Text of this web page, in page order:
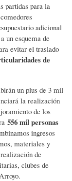
partidas para la
adicional
un esquema de
evitar el traslado
de
un plus de 3 mil
la realización
de los
556 mil personas
ingresos
materiales y
de
clubes de